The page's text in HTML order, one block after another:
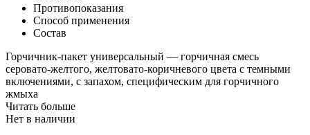
Противопоказания
Способ применения
Состав
Горчичник-пакет универсальный — горчичная смесь
серовато-желтого, желтовато-коричневого цвета с темными
включениями, с запахом, специфическим для горчичного
жмыха
Читать больше
Нет в наличии